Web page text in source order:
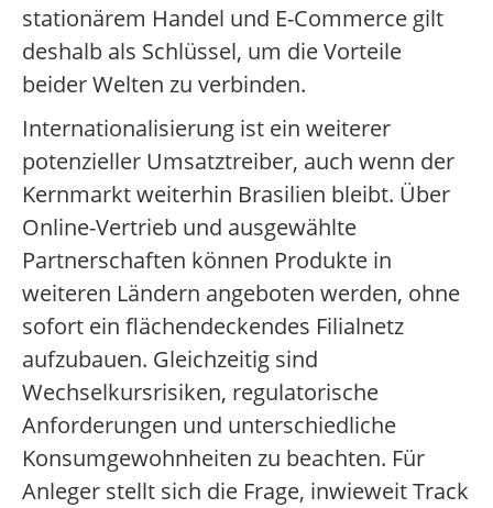
stationärem Handel und E-Commerce gilt
deshalb als Schlüssel, um die Vorteile
beider Welten zu verbinden.
Internationalisierung ist ein weiterer
potenzieller Umsatztreiber, auch wenn der
Kernmarkt weiterhin Brasilien bleibt. Über
Online-Vertrieb und ausgewählte
Partnerschaften können Produkte in
weiteren Ländern angeboten werden, ohne
sofort ein flächendeckendes Filialnetz
aufzubauen. Gleichzeitig sind
Wechselkursrisiken, regulatorische
Anforderungen und unterschiedliche
Konsumgewohnheiten zu beachten. Für
Anleger stellt sich die Frage, inwieweit Track